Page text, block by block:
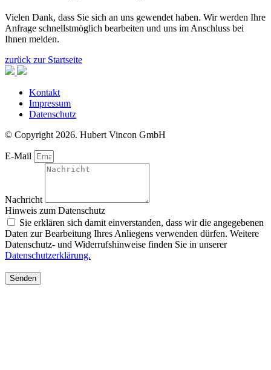
Vielen Dank, dass Sie sich an uns gewendet haben. Wir werden Ihre
Anfrage schnellstmöglich bearbeiten und uns im Anschluss bei
Ihnen melden.
zurück zur Startseite
Kontakt
Impressum
Datenschutz
© Copyright 2026. Hubert Vincon GmbH
E-Mail
Nachricht
Hinweis zum Datenschutz
Sie erklären sich damit einverstanden, dass wir die angegebenen
Daten zur Bearbeitung Ihres Anliegens verwenden dürfen. Weitere
Datenschutz- und Widerrufshinweise finden Sie in unserer
Datenschutzerklärung.
Senden